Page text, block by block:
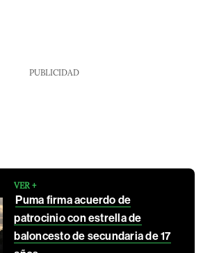
PUBLICIDAD
VER +
Puma firma acuerdo de
patrocinio con estrella de
baloncesto de secundaria de 17